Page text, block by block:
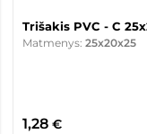
Trišakis PVC - C
Matmenys: 25x20x25
1,28 €